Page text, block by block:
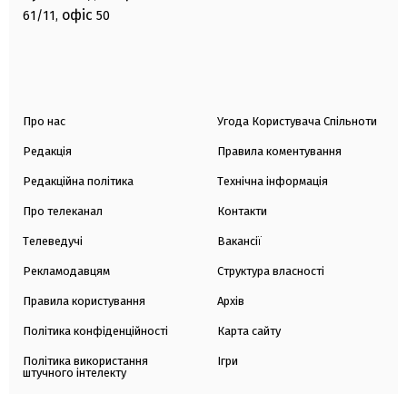
61/11, офіс 50
Про нас
Редакція
Редакційна політика
Про телеканал
Телеведучі
Рекламодавцям
Правила користування
Політика конфіденційності
Політика використання
штучного інтелекту
Угода Користувача Спільноти
Правила коментування
Технічна інформація
Контакти
Вакансії
Структура власності
Архів
Карта сайту
Ігри